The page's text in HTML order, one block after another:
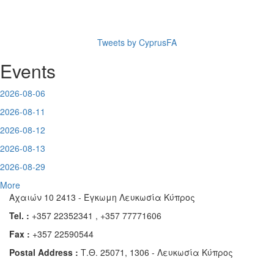
Tweets by CyprusFA
Events
2026-08-06
2026-08-11
2026-08-12
2026-08-13
2026-08-29
More
Αχαιών 10 2413 - Έγκωμη Λευκωσία Κύπρος
Tel. : +357 22352341 , +357 77771606
Fax : +357 22590544
Postal Address : Τ.Θ. 25071, 1306 - Λευκωσία Κύπρος